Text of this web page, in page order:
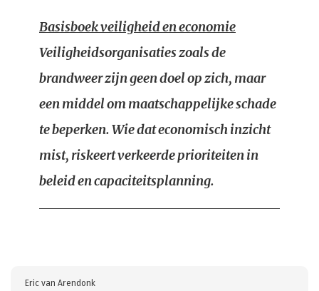
Basisboek veiligheid en economie
Veiligheidsorganisaties zoals de
brandweer zijn geen doel op zich, maar
een middel om maatschappelijke schade
te beperken. Wie dat economisch inzicht
mist, riskeert verkeerde prioriteiten in
beleid en capaciteitsplanning.
Eric van Arendonk